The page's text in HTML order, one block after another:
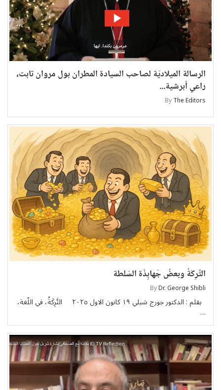
الرسالة الميلاديّة لصاحب السيادة المطران بول مروان تابت،
راعي أبرشية...
ByThe Editors
التَّرِكَةُ وبعضُ جَهابِذَة السّلطة
ByDr. George Shibli
بقلم : الدكتور جورج شبلي ١٩ كانون الاول ٢٠٢٥ التَّرِكَةُ، في اللّغة،
…